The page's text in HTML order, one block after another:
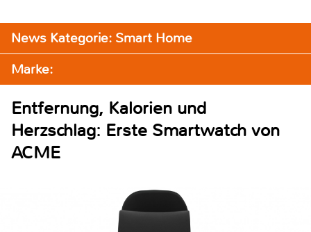
News Kategorie: Smart Home
Marke:
Entfernung, Kalorien und
Herzschlag: Erste Smartwatch von
ACME